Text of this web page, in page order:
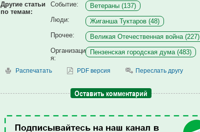
Другие статьи
по темам:
Событие:
Ветераны (137)
Люди:
Жиганша Туктаров (48)
Прочее:
Великая Отечественная война (227)
Организаци
я:
Пензенская городская дума (483)
Распечатать PDF версия Переслать другу
Оставить комментарий